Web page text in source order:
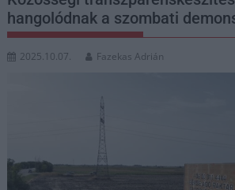
hangolódnak a szombati
2025.10.07. Fazekas Adrián